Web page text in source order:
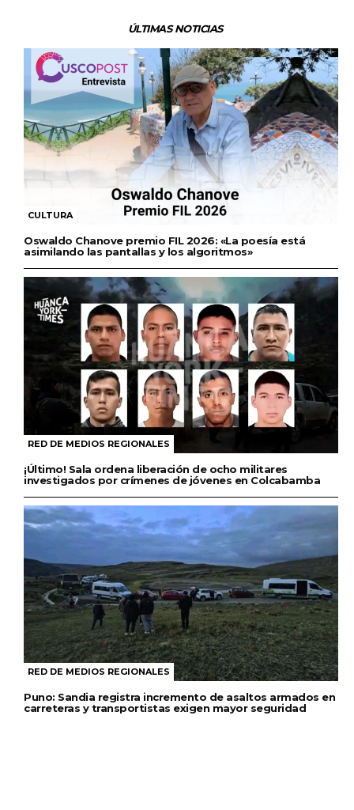
ÚLTIMAS NOTICIAS
CULTURA
Oswaldo Chanove premio FIL 2026: «La poesía está
asimilando las pantallas y los algoritmos»
RED DE MEDIOS REGIONALES
¡Último! Sala ordena liberación de ocho militares
investigados por crímenes de jóvenes en Colcabamba
RED DE MEDIOS REGIONALES
Puno: Sandia registra incremento de asaltos armados en
carreteras y transportistas exigen mayor seguridad